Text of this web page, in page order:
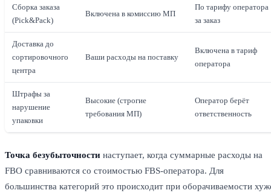
Сборка заказа
(Pick&Pack)
Включена в комиссию МП
По тарифу оператора
за заказ
Доставка до
сортировочного
центра
Ваши расходы на поставку
Включена в тариф
оператора
Штрафы за
нарушение
упаковки
Высокие (строгие
требования МП)
Оператор берёт
ответственность
Точка безубыточности наступает, когда суммарные расходы на
FBO сравниваются со стоимостью FBS-оператора. Для
большинства категорий это происходит при оборачиваемости